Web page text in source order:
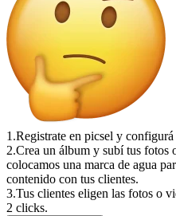
1.Registrate en picsel y
2.Crea un álbum y subí tus fotos
colocamos una marca de agua
contenido con tus clientes.
3.Tus clientes eligen las fotos o
2 clicks.